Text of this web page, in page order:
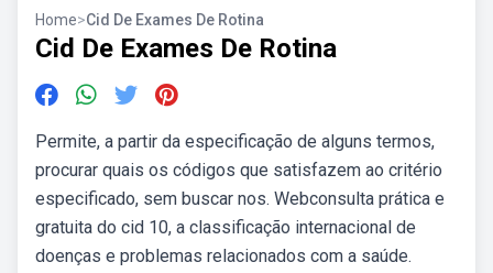
Home>Cid De Exames De Rotina
Cid De Exames De Rotina
Permite, a partir da especificação de alguns termos,
procurar quais os códigos que satisfazem ao critério
especificado, sem buscar nos. Webconsulta prática e
gratuita do cid 10, a classificação internacional de
doenças e problemas relacionados com a saúde.